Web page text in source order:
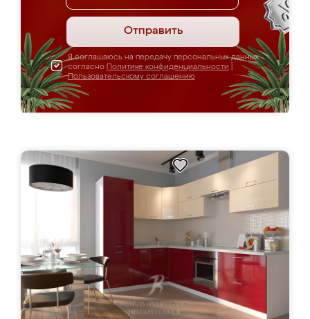
Отправить
Я соглашаюсь на передачу персональных данных
согласно Политике конфиденциальности
Пользовательскому соглашению